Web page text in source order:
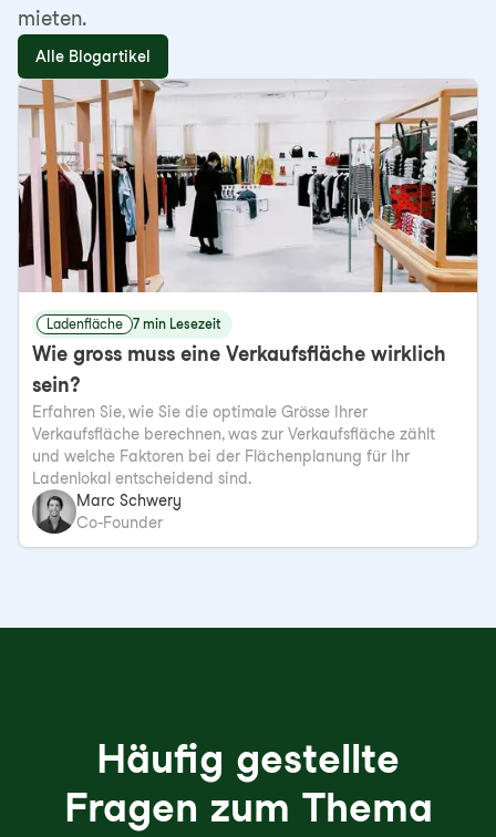
mieten.
Alle Blogartikel
Ladenfläche 7 min Lesezeit
Wie gross muss eine Verkaufsfläche wirklich
sein?
Erfahren Sie, wie Sie die optimale Grösse Ihrer
Verkaufsfläche berechnen, was zur Verkaufsfläche zählt
und welche Faktoren bei der Flächenplanung für Ihr
Ladenlokal entscheidend sind.
Marc Schwery
Co-Founder
Häufig gestellte
Fragen zum Thema